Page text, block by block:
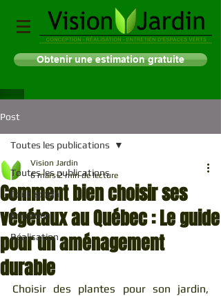
Obtenir une estimation gratuite
Post
Toutes les publications
Conception
Entretien
Réalisation
Toutes les publications
Comment bien choisir ses
végétaux au Québec : Le guide
pour un aménagement
durable
Vision Jardin
6 mars 2 min de lecture
Choisir des plantes pour son jardin,